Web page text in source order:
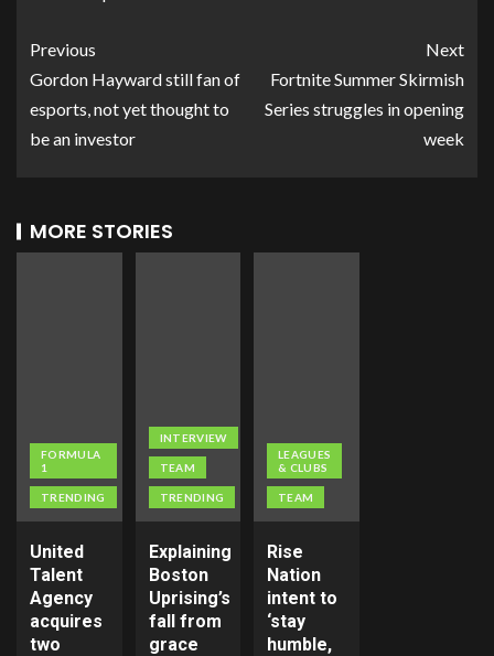
Previous
Gordon Hayward still fan of
esports, not yet thought to
be an investor
Next
Fortnite Summer Skirmish
Series struggles in opening
week
MORE STORIES
FORMULA
1
TRENDING
United
Talent
Agency
acquires
two
INTERVIEW
TEAM
TRENDING
Explaining
Boston
Uprising’s
fall from
grace
LEAGUES
& CLUBS
TEAM
Rise
Nation
intent to
‘stay
humble,